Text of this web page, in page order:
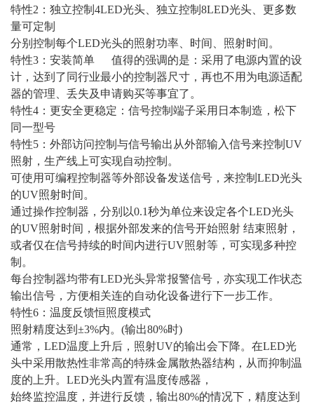
特性2：独立控制4LED光头、独立控制8LED光头、更多数
量可定制
分别控制每个LED光头的照射功率、时间、照射时间。
特性3：安装简单 值得的强调的是：采用了电源内置的设
计，达到了同行业最小的控制器尺寸，再也不用为电源适配
器的管理、丢失及申请购买等事宜了。
特性4：更安全更稳定：信号控制端子采用日本制造，松下
同一型号
特性5：外部访问控制与信号输出从外部输入信号来控制UV
照射，生产线上可实现自动控制。
可使用可编程控制器等外部设备发送信号，来控制LED光头
的UV照射时间。
通过操作控制器，分别以0.1秒为单位来设定各个LED光头
的UV照射时间，根据外部发来的信号开始照射 结束照射，
或者仅在信号持续的时间内进行UV照射等，可实现多种控
制。
每台控制器均带有LED光头异常报警信号，亦实现工作状态
输出信号，方便相关连的自动化设备进行下一步工作。
特性6：温度反馈恒照度模式
照射精度达到±3%内。(输出80%时)
通常，LED温度上升后，照射UV的输出会下降。在LED光
头中采用散热性非常高的特殊金属散热器结构，从而抑制温
度的上升。LED光头内置有温度传感器，
始终监控温度，并进行反馈，输出80%的情况下，精度达到